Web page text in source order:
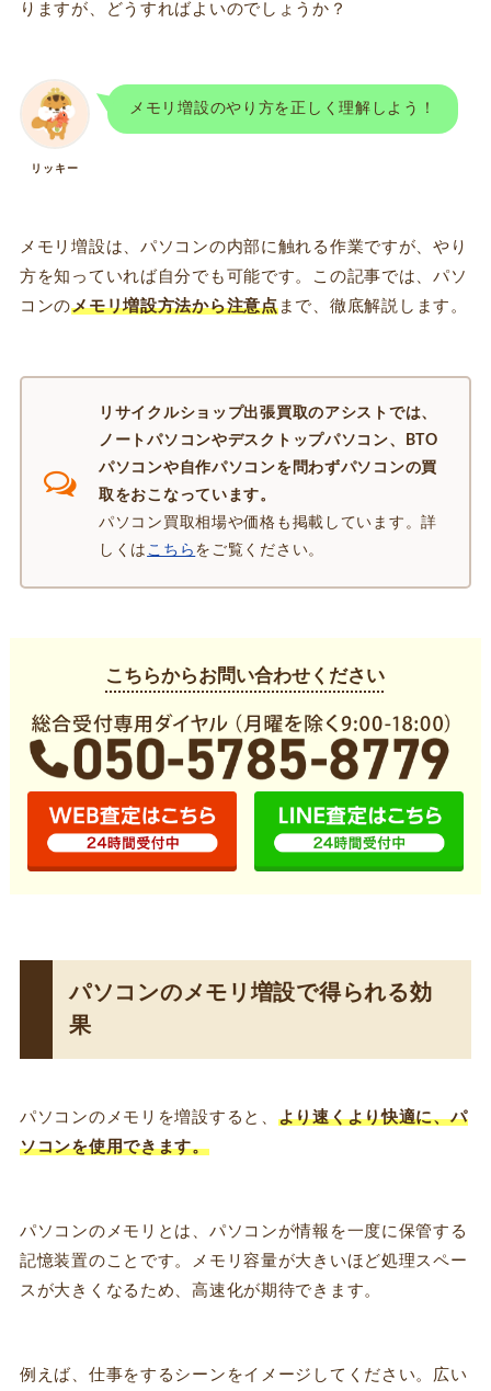
りますが、どうすればよいのでしょうか？
リッキー
メモリ増設のやり方を正しく理解しよう！
メモリ増設は、パソコンの内部に触れる作業ですが、やり
方を知っていれば自分でも可能です。この記事では、パソ
コンのメモリ増設方法から注意点まで、徹底解説します。
リサイクルショップ出張買取のアシストでは、
ノートパソコンやデスクトップパソコン、BTO
パソコンや自作パソコンを問わずパソコンの買
取をおこなっています。
パソコン買取相場や価格も掲載しています。詳
しくは こちら をご覧ください。
こちらからお問い合わせください
パソコンのメモリ増設で得られる効
果
パソコンのメモリを増設すると、 より速くより快適に、パ
ソコンを使用できます。
パソコンのメモリとは、パソコンが情報を一度に保管する
記憶装置のことです。メモリ容量が大きいほど処理スペー
スが大きくなるため、高速化が期待できます。
例えば、仕事をするシーンをイメージしてください。広い